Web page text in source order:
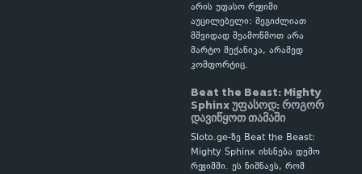
არის უფასო რეჟიმი
აუცილებელი: შეგიძლიათ
მშვიდად შეამოწმოთ არა
მარტო მექანიკა, არამედ
კომფორტიც.
Beat the Beast: Mighty
Sphinx უფასოდ: როგორ
დავიწყოთ თამაში
Sloto.ge-ზე Beat the Beast:
Mighty Sphinx იხსნება დემო
რეჟიმში. ეს ნიშნავს, რომ